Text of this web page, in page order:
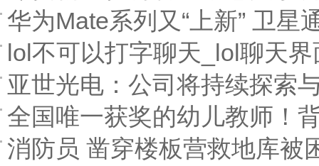
华为Mate系列又“上新” 卫星
lol不可以打字聊天_lol聊天
亚世光电：公司将持续探索
全国唯一获奖的幼儿教师！
消防员 凿穿楼板营救地库被